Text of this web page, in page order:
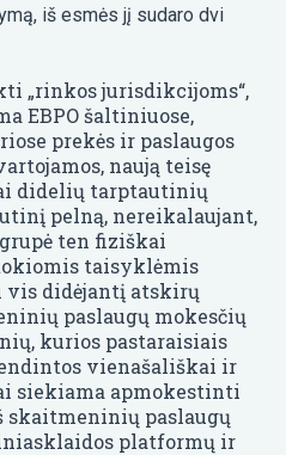
iš esmės jį sudaro dvi
„rinkos jurisdikcijoms“,
EBPO šaltiniuose,
prekės ir paslaugos
naują teisę
didelių tarptautinių
pelną, nereikalaujant,
ten fiziškai
taisyklėmis
vis didėjantį atskirų
paslaugų mokesčių
kurios pastaraisiais
vienašališkai ir
siekiama apmokestinti
skaitmeninių paslaugų
platformų ir